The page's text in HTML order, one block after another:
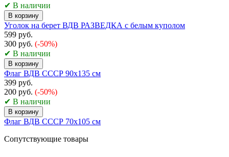
✔ В наличии
В корзину
Уголок на берет ВДВ РАЗВЕДКА с белым куполом
599 руб.
300 руб. (-50%)
✔ В наличии
В корзину
Флаг ВДВ СССР 90х135 см
399 руб.
200 руб. (-50%)
✔ В наличии
В корзину
Флаг ВДВ СССР 70х105 см
Сопутствующие товары